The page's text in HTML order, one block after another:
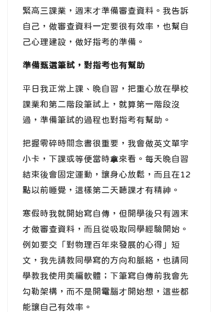
緊高三課業，週末才準備審查資料。我告訴
自己，做審查資料一定要很有效率，也幫自
己心理建設，做好指考的準備。
準備甄選筆試，對指考也有幫助
平日我正常上課、晚自習，把重心放在學校
課業和第二階段筆試上，就算第一階段沒
過，準備筆試的過程也對指考有幫助。
把握零碎時間念書很重要，我會做英文單字
小卡，下課或等便當時拿來看。每天晚自習
結束後會固定運動，讓身心放鬆，而且在12
點以前睡覺，這樣第二天聽課才有精神。
寒假時我就開始寫自傳，但開學後只有週末
才做審查資料，而且從吸取同學經驗開始。
例如要交「對物理百年來發展的心得」短
文，我先請教同學寫的方向和脈絡，也請同
學教我使用美編軟體；下筆寫自傳前我會先
勾勒架構，而不是開電腦才開始想，這些都
能讓自己有效率。